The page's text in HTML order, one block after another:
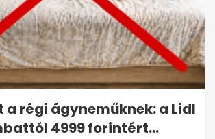
a régi ágyneműknek: a Lidl
4999 forintért...